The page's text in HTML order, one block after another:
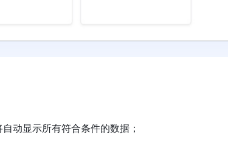
动显示所有符合条件的数据；